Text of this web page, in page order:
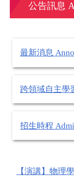
公告訊息
最新消息
跨領域自主學
招生時程
【演講】物理